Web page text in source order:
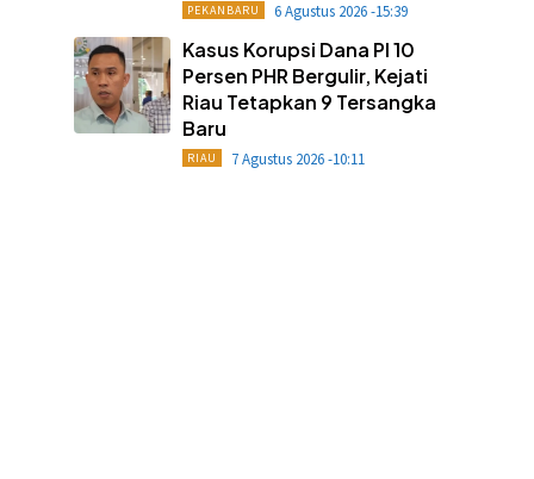
PEKANBARU 6 Agustus 2026 -15:39
Kasus Korupsi Dana PI 10
Persen PHR Bergulir, Kejati
Riau Tetapkan 9 Tersangka
Baru
RIAU 7 Agustus 2026 -10:11